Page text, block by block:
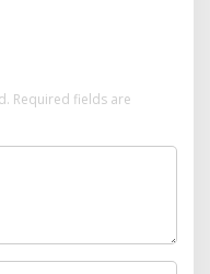
Required fields are